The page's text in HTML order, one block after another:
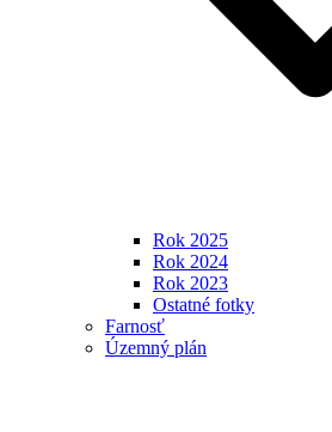
Rok 2025
Rok 2024
Rok 2023
Ostatné fotky
Farnosť
Územný plán